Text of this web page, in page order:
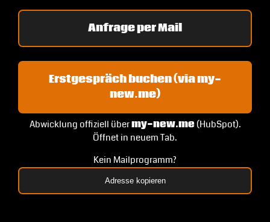
Anfrage per Mail
Erstgespräch buchen (via my-
new.me)
Abwicklung offiziell übermy-new.me(HubSpot).
Öffnet in neuem Tab.
Kein Mailprogramm?
Adresse kopieren